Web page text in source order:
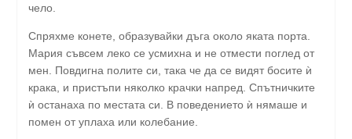
чело.
Спряхме конете, образувайки дъга около яката порта.
Мария съвсем леко се усмихна и не отмести поглед от
мен. Повдигна полите си, така че да се видят босите ѝ
крака, и пристъпи няколко крачки напред. Спътничките
ѝ останаха по местата си. В поведението ѝ нямаше и
помен от уплаха или колебание.